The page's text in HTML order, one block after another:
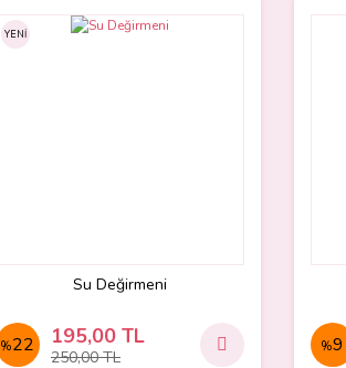
YENİ
Su Değirmeni
%22 195,00 TL
250,00 TL
%9